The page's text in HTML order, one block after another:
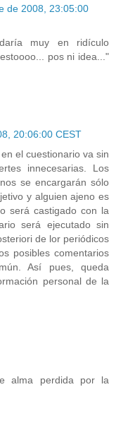
de 2008, 23:05:00
muy en ridículo
pos ni idea..."
20:06:00 CEST
el cuestionario va sin
innecesarias. Los
se encargarán sólo
y alguien ajeno es
será castigado con la
será ejecutado sin
de lor periódicos
posibles comentarios
Así pues, queda
personal de la
alma perdida por la